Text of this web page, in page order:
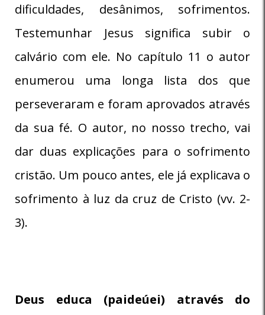
dificuldades, desânimos, sofrimentos.
Testemunhar Jesus significa subir o
calvário com ele. No capítulo 11 o autor
enumerou uma longa lista dos que
perseveraram e foram aprovados através
da sua fé. O autor, no nosso trecho, vai
dar duas explicações para o sofrimento
cristão. Um pouco antes, ele já explicava o
sofrimento à luz da cruz de Cristo (vv. 2-
3).
Deus educa (paideúei) através do